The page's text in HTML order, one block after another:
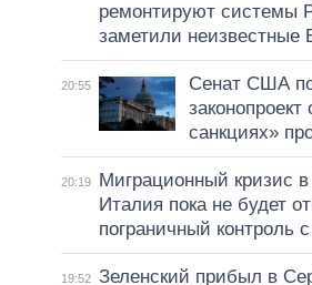
ремонтируют системы
заметили неизвестные
20:55
Сенат США
законопроект
санкциях»
20:19
Миграционный кризис
Италия пока не будет
пограничный контроль
19:52 Зеленский прибыл в